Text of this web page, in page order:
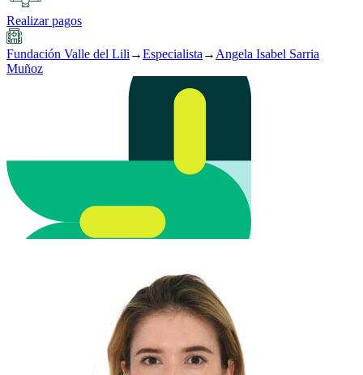
Realizar pagos
Fundación Valle del Lili →Especialista → Angela Isabel Sarria
Muñoz